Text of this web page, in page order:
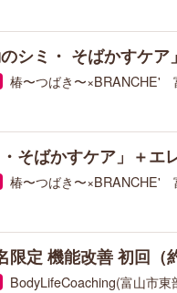
のシミ・ そばかすケ
椿〜つばき〜×BRANCHE'
・そばかすケア」＋
椿〜つばき〜×BRANCHE'
限定 機能改善 初回（
BodyLifeCoaching(富山市東